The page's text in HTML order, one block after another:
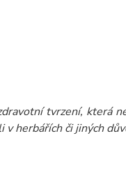
tvrzení, která
herbářích či jiných